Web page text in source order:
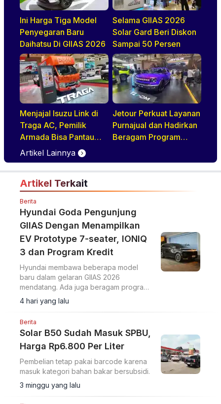
Ini Harga Tiga Model
Penyegaran Baru
Daihatsu Di GIIAS 2026
Selama GIIAS 2026
Solar Gard Beri Diskon
Sampai 50 Persen
Menjajal Isuzu Link di
Traga AC, Pemilik
Armada Bisa Pantau
Kendaraan Secara
Realtime
Jetour Perkuat Layanan
Purnajual dan Hadirkan
Beragam Program
GIIAS 2026
Artikel Lainnya
Artikel Terkait
Berita
Hyundai Goda Pengunjung
GIIAS Dengan Menampilkan
EV Prototype 7-seater, IONIQ
3 dan Program Kredit
Hyundai membawa beberapa model
baru dalam gelaran GIIAS 2026
mendatang. Ada juga beragam program
pembiayaan ringan yang mereka rilis.
4 hari yang lalu
Berita
Solar B50 Sudah Masuk SPBU,
Harga Rp6.800 Per Liter
Pembelian tetap pakai barcode karena
masuk kategori bahan bakar bersubsidi.
3 minggu yang lalu